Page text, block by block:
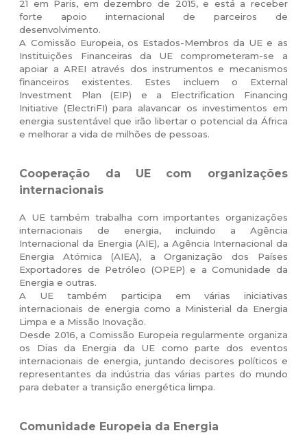
21 em Paris, em dezembro de 2015, e está a receber
forte apoio internacional de parceiros de
desenvolvimento.
A Comissão Europeia, os Estados-Membros da UE e as
Instituições Financeiras da UE comprometeram-se a
apoiar a AREI através dos instrumentos e mecanismos
financeiros existentes. Estes incluem o External
Investment Plan (EIP) e a Electrification Financing
Initiative (ElectriFI) para alavancar os investimentos em
energia sustentável que irão libertar o potencial da África
e melhorar a vida de milhões de pessoas.
Cooperação da UE com organizações
internacionais
A UE também trabalha com importantes organizações
internacionais de energia, incluindo a Agência
Internacional da Energia (AIE), a Agência Internacional da
Energia Atómica (AIEA), a Organização dos Países
Exportadores de Petróleo (OPEP) e a Comunidade da
Energia e outras.
A UE também participa em várias iniciativas
internacionais de energia como a Ministerial da Energia
Limpa e a Missão Inovação.
Desde 2016, a Comissão Europeia regularmente organiza
os Dias da Energia da UE como parte dos eventos
internacionais de energia, juntando decisores políticos e
representantes da indústria das várias partes do mundo
para debater a transição energética limpa.
Comunidade Europeia da Energia